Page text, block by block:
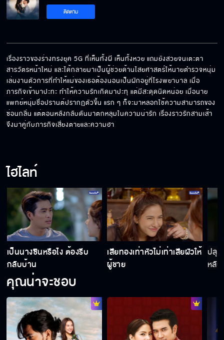
ติดตาม
เรื่องราวของร่างทรงยุค 5G ที่เห็นทั้งผี เห็นทั้งหวย แถมยังสวยจนเตะตา
สารวัตรหน้าใหม่ และได้กลายมาเป็นผู้ช่วยด้านไสยศาสตร์ให้นายตำรวจหนุ่ม
เล่นงานตัวการที่ทำให้แม่ของเธอต้องนอนเป็นผักอยู่ที่โรงพยาบาล เมื่อ
ภารกิจเข้ามาปะทะ ทำให้ความรักเกิดมาปะทุ แต่มีสะดุดนิดหน่อย เมื่อนาย
แพทย์หนุ่มชื่อปรานต์ปรากฏตัวขึ้น แรก ๆ ก็จะมาหลอกใช้ความสามารถของ
ซ่อนกลิ่น แต่ตอนหลังกลับดันมาตกหลุมในความน่ารัก เรื่องราวรักสามเส้า
จึงมาคู่กับภารกิจเสี่ยงตายและความฮา
ไฮไลท์
เป็นนางซินหรือไง ต้องรีบ
กลับบ้าน
เสียทองเท่าหัวไม่เท่าเสียผัวให้
ผู้ชาย
ปลุ
หลั
คุณน่าจะชอบ